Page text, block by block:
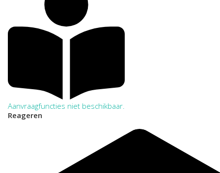
Aanvraagfuncties niet beschikbaar.
Reageren